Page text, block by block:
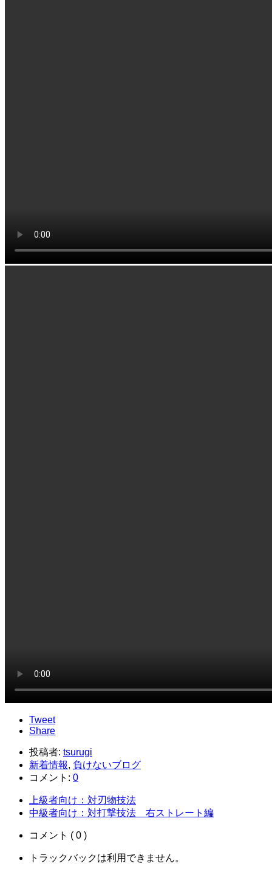
Tweet
Share
投稿者: tsurugi
新着情報, 負けないブログ
コメント: 0
上級者向け：対刃物技法
中級者向け：対打撃技法 右ストレート編
コメント ( 0 )
トラックバックは利用できません。